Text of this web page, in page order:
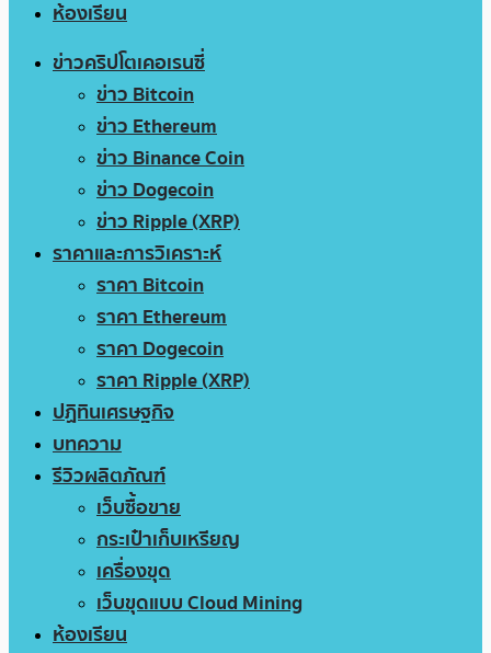
ห้องเรียน
ข่าวคริปโตเคอเรนซี่
ข่าว Bitcoin
ข่าว Ethereum
ข่าว Binance Coin
ข่าว Dogecoin
ข่าว Ripple (XRP)
ราคาและการวิเคราะห์
ราคา Bitcoin
ราคา Ethereum
ราคา Dogecoin
ราคา Ripple (XRP)
ปฏิทินเศรษฐกิจ
บทความ
รีวิวผลิตภัณฑ์
เว็บซื้อขาย
กระเป๋าเก็บเหรียญ
เครื่องขุด
เว็บขุดแบบ Cloud Mining
ห้องเรียน